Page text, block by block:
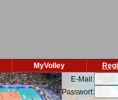
MyVolley
E-Mail:
Passwort: